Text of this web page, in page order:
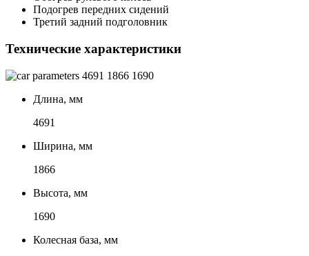
Подогрев передних сидений
Третий задний подголовник
Технические характеристики
4691 1866 1690
Длина, мм
4691
Ширина, мм
1866
Высота, мм
1690
Колесная база, мм